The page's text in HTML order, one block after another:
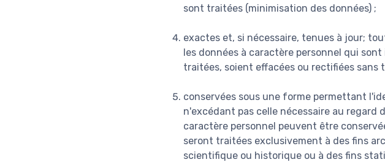
sont traitées (minimisation des données) ;
exactes et, si nécessaire, tenues à jour;
les données à caractère personnel qui
traitées, soient effacées ou rectifiées sans
conservées sous une forme permettant
n'excédant pas celle nécessaire au regard
caractère personnel peuvent être
seront traitées exclusivement à des fins
scientifique ou historique ou à des fins